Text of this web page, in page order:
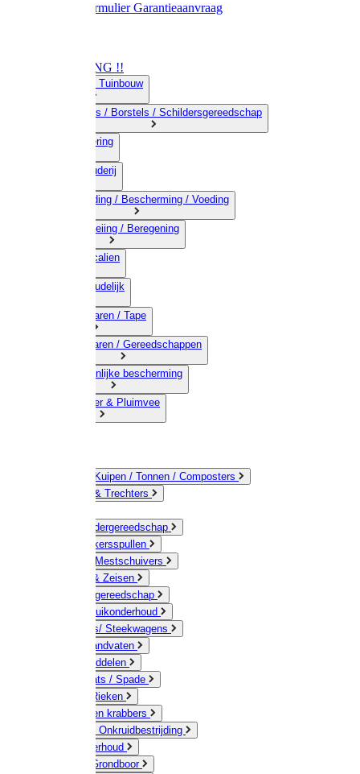
RetourformulierGarantieaanvraag
OPRUIMING !!
01) Land-& Tuinbouw
02) Bezems / Borstels / Schildersgereedschap
03) Afrastering
04) Veehouderij
05) Bestrijding / Bescherming / Voeding
06) Besproeiing / Beregening
07) Chemicalien
08) Huishoudelijk
09) Touwwaren / Tape
10) IJzerwaren / Gereedschappen
11) Persoonlijke bescherming
12) Kleindier & Pluimvee
Emmers / Kuipen / Tonnen / Composters
Jerrycans & Trechters
Hand-/ Kindergereedschap
Stratenmakersspullen
Sneeuw- / Mestschuivers
Baggeren & Zeisen
Elektrisch gereedschap
Boom / Struikonderhoud
Kruiwagens/ Steekwagens
Stelen / Handvaten
Tuinhulpmiddelen
Schop / Bats / Spade
Vorken & Rieken
Cultivator en krabbers
Schoffels / Onkruidbestrijding
Gazononderhoud
Hamers / Grondboor